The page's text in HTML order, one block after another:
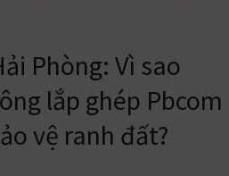
Phòng: Vì sao
lắp ghép Pbcom
vệ ranh đất?